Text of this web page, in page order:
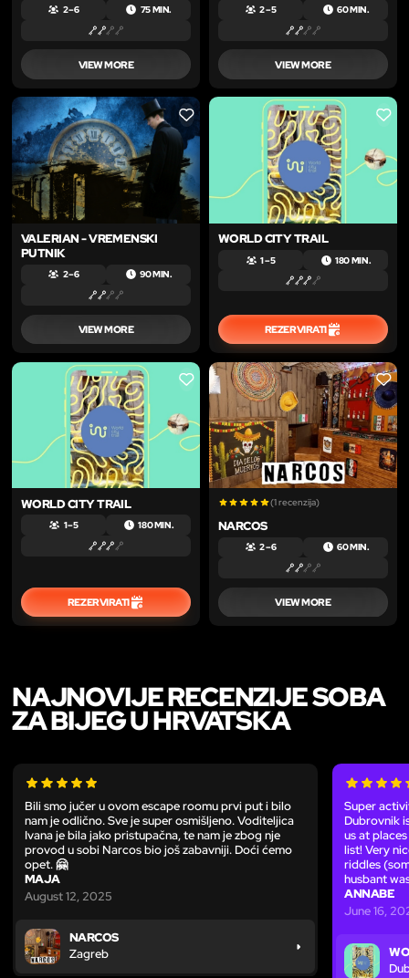
2 – 6 75 MIN.
VIEW MORE
2 – 5 60 MIN.
VIEW MORE
LIKE
VALERIAN - VREMENSKI
PUTNIK
2 – 6 90 MIN.
VIEW MORE
LIKE
WORLD CITY TRAIL
1 – 5 180 MIN.
REZERVIRATI
LIKE
WORLD CITY TRAIL
1 – 5 180 MIN.
REZERVIRATI
LIKE
(1 recenzija)
NARCOS
2 – 6 60 MIN.
VIEW MORE
NAJNOVIJE RECENZIJE SOBA
ZA BIJEG U HRVATSKA
Bili smo jučer u ovom escape roomu prvi put i bilo
nam je odlično. Sve je super osmišljeno. Voditeljica
Ivana je bila jako pristupačna, te nam je zbog nje
provod u sobi Narcos bio još zabavniji. Doći ćemo
opet. 🤗
MAJA
August 12, 2025
NARCOS
Zagreb
Super
Dubrovnik
us at
list! Very
riddles
husbant
ANNABE
June 16,